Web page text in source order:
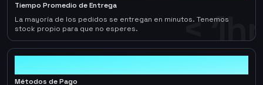
< 1hr
Tiempo Promedio de Entrega
La mayoría de los pedidos se entregan en minutos. Tenemos
stock propio para que no esperes.
Métodos de Pago